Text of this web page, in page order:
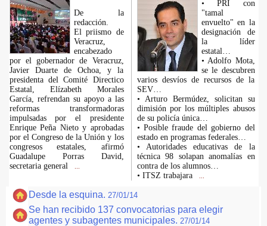
De la
redacción.
El priismo de
Veracruz,
encabezado
por el gobernador de Veracruz,
Javier Duarte de Ochoa, y la
presidenta del Comité Directico
Estatal, Elízabeth Morales
García, refrendan su apoyo a las
reformas transformadoras
impulsadas por el presidente
Enrique Peña Nieto y aprobadas
por el Congreso de la Unión y los
congresos estatales, afirmó
Guadalupe Porras David,
secretaria general
• PRI con
"tamal
envuelto" en la
designación de
la líder
estatal…
• Adolfo Mota,
se le descubren
varios desvíos de recursos de la
SEV…
• Arturo Bermúdez, solicitan su
dimisión por los múltiples abusos
de su policía única…
• Posible fraude del gobierno del
estado en programas federales…
• Autoridades educativas de la
técnica 98 solapan anomalías en
contra de los alumnos…
• ITSZ trabajara
Desde la esquina. 27/01/14
Se han recibido 137 convocatorias para elegir
agentes y subagentes municipales. 27/01/14